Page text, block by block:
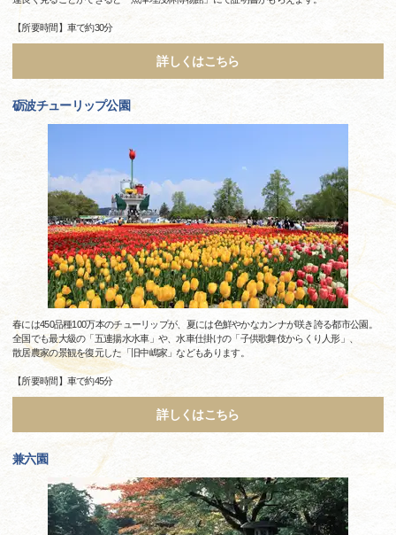
【所要時間】車で約30分
詳しくはこちら
砺波チューリップ公園
春には450品種100万本のチューリップが、夏には色鮮やかなカンナが咲き誇る都市公園。
全国でも最大級の「五連揚水水車」や、水車仕掛けの「子供歌舞伎からくり人形」、
散居農家の景観を復元した「旧中嶋家」などもあります。
【所要時間】車で約45分
詳しくはこちら
兼六園